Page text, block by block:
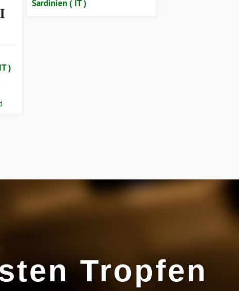
)
Sardinien ( IT )
Tropfen